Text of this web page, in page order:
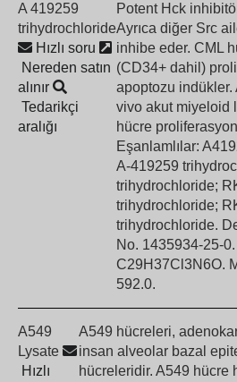
A 419259
trihydrochloride
Hızlı soru
Nereden satın
alınır
Tedarikçi
aralığı
Potent Hck
Ayrıca diğer Src
inhibe eder. CML
(CD34+ dahil)
apoptozu indükler.
vivo akut miyeloid
hücre
Eşanlamlılar:
A-419259
trihydrochloride;
trihydrochloride;
trihydrochloride.
No. 1435934-25-
C29H37Cl3N6O.
592.0.
A549
Lysate
Hızlı
A549 hücreleri,
insan alveolar bazal
hücreleridir. A549 hücre